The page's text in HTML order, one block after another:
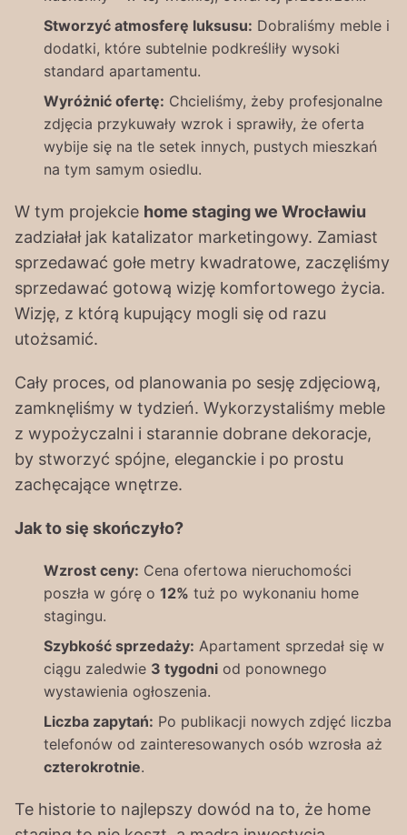
Stworzyć atmosferę luksusu: Dobraliśmy meble i
dodatki, które subtelnie podkreśliły wysoki
standard apartamentu.
Wyróżnić ofertę: Chcieliśmy, żeby profesjonalne
zdjęcia przykuwały wzrok i sprawiły, że oferta
wybije się na tle setek innych, pustych mieszkań
na tym samym osiedlu.
W tym projekcie home staging we Wrocławiu
zadziałał jak katalizator marketingowy. Zamiast
sprzedawać gołe metry kwadratowe, zaczęliśmy
sprzedawać gotową wizję komfortowego życia.
Wizję, z którą kupujący mogli się od razu
utożsamić.
Cały proces, od planowania po sesję zdjęciową,
zamknęliśmy w tydzień. Wykorzystaliśmy meble
z wypożyczalni i starannie dobrane dekoracje,
by stworzyć spójne, eleganckie i po prostu
zachęcające wnętrze.
Jak to się skończyło?
Wzrost ceny: Cena ofertowa nieruchomości
poszła w górę o 12% tuż po wykonaniu home
stagingu.
Szybkość sprzedaży: Apartament sprzedał się w
ciągu zaledwie 3 tygodni od ponownego
wystawienia ogłoszenia.
Liczba zapytań: Po publikacji nowych zdjęć liczba
telefonów od zainteresowanych osób wzrosła aż
czterokrotnie.
Te historie to najlepszy dowód na to, że home